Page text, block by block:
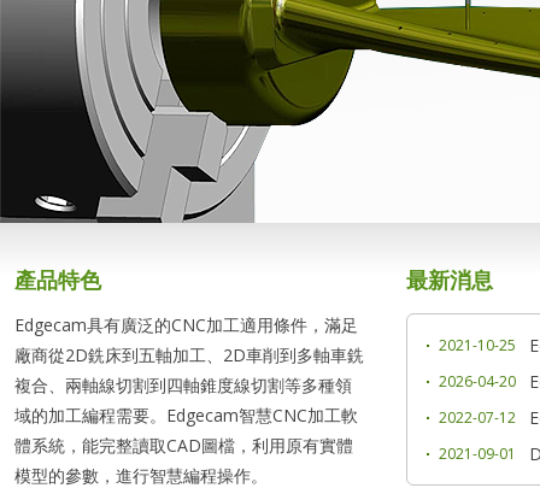
產品特色
Edgecam具有廣泛的CNC加工適用條件，滿足
廠商從2D銑床到五軸加工、2D車削到多軸車銑
複合、兩軸線切割到四軸錐度線切割等多種領
域的加工編程需要。Edgecam智慧CNC加工軟
體系統，能完整讀取CAD圖檔，利用原有實體
模型的參數，進行智慧編程操作。
最新消息
2021-10-25
2026-04-20
2022-07-12
2021-09-01